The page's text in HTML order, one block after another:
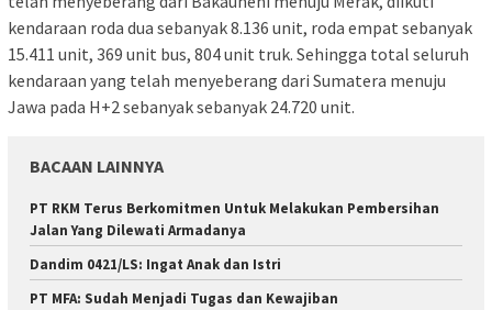
kendaraan roda dua sebanyak 8.136 unit, roda empat sebanyak
15.411 unit, 369 unit bus, 804 unit truk. Sehingga total seluruh
kendaraan yang telah menyeberang dari Sumatera menuju
Jawa pada H+2 sebanyak sebanyak 24.720 unit.
BACAAN LAINNYA
PT RKM Terus Berkomitmen Untuk Melakukan Pembersihan
Jalan Yang Dilewati Armadanya
Dandim 0421/LS: Ingat Anak dan Istri
PT MFA: Sudah Menjadi Tugas dan Kewajiban